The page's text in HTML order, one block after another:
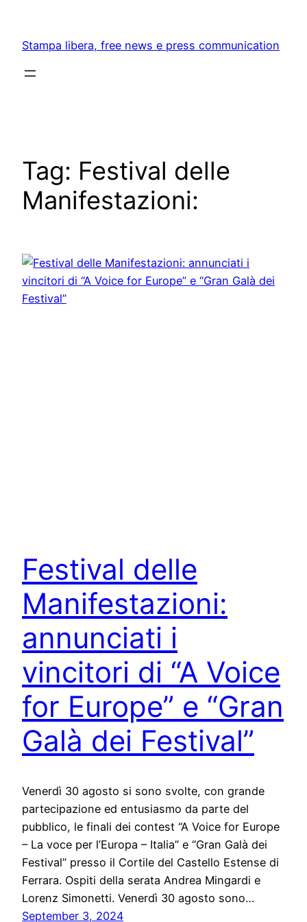
content
Stampa libera, free news e press communication
Tag: Festival delle
Manifestazioni:
Festival delle
Manifestazioni:
annunciati i
vincitori di “A Voice
for Europe” e “Gran
Galà dei Festival”
Venerdì 30 agosto si sono svolte, con grande
partecipazione ed entusiasmo da parte del
pubblico, le finali dei contest “A Voice for Europe
– La voce per l’Europa – Italia” e “Gran Galà dei
Festival” presso il Cortile del Castello Estense di
Ferrara. Ospiti della serata Andrea Mingardi e
Lorenz Simonetti. Venerdì 30 agosto sono…
September 3, 2024